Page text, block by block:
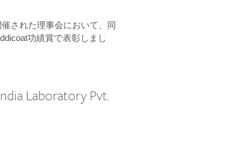
された理事会において、同
功績賞で表彰しまし
Laboratory Pvt.